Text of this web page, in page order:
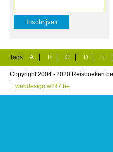
Tags: A B C D E
Copyright 2004 - 2020 Reisboeken.be
webdesign w247.be